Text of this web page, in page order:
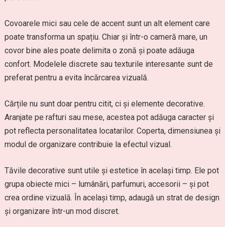
Covoarele mici sau cele de accent sunt un alt element care
poate transforma un spațiu. Chiar și într-o cameră mare, un
covor bine ales poate delimita o zonă și poate adăuga
confort. Modelele discrete sau texturile interesante sunt de
preferat pentru a evita încărcarea vizuală.
Cărțile nu sunt doar pentru citit, ci și elemente decorative.
Aranjate pe rafturi sau mese, acestea pot adăuga caracter și
pot reflecta personalitatea locatarilor. Coperta, dimensiunea și
modul de organizare contribuie la efectul vizual.
Tăvile decorative sunt utile și estetice în același timp. Ele pot
grupa obiecte mici – lumânări, parfumuri, accesorii – și pot
crea ordine vizuală. În același timp, adaugă un strat de design
și organizare într-un mod discret.